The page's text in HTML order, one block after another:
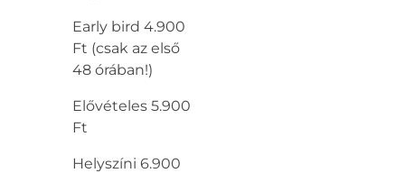
Early bird 4.900
Ft (csak az első
48 órában!)
Elővételes 5.900
Ft
Helyszíni 6.900